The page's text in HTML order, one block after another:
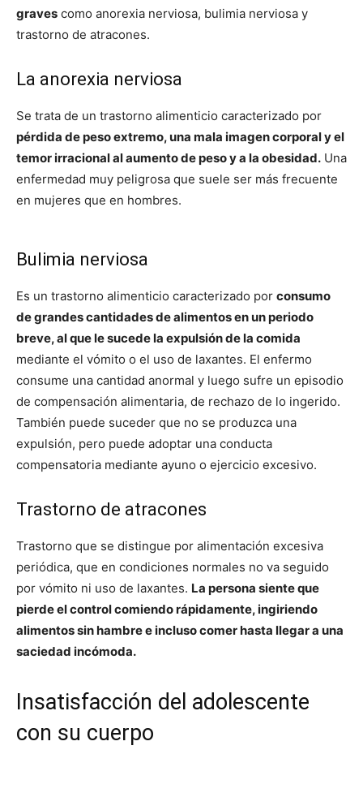
graves como anorexia nerviosa, bulimia nerviosa y
trastorno de atracones.
La anorexia nerviosa
Se trata de un trastorno alimenticio caracterizado por
pérdida de peso extremo, una mala imagen corporal y el
temor irracional al aumento de peso y a la obesidad. Una
enfermedad muy peligrosa que suele ser más frecuente
en mujeres que en hombres.
Bulimia nerviosa
Es un trastorno alimenticio caracterizado por consumo
de grandes cantidades de alimentos en un periodo
breve, al que le sucede la expulsión de la comida
mediante el vómito o el uso de laxantes. El enfermo
consume una cantidad anormal y luego sufre un episodio
de compensación alimentaria, de rechazo de lo ingerido.
También puede suceder que no se produzca una
expulsión, pero puede adoptar una conducta
compensatoria mediante ayuno o ejercicio excesivo.
Trastorno de atracones
Trastorno que se distingue por alimentación excesiva
periódica, que en condiciones normales no va seguido
por vómito ni uso de laxantes. La persona siente que
pierde el control comiendo rápidamente, ingiriendo
alimentos sin hambre e incluso comer hasta llegar a una
saciedad incómoda.
Insatisfacción del adolescente
con su cuerpo